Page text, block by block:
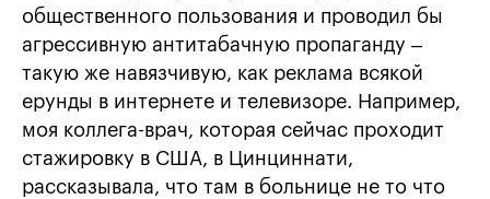
общественного пользования и проводил бы
агрессивную антитабачную пропаганду –
такую же навязчивую, как реклама всякой
ерунды в интернете и телевизоре. Например,
моя коллега-врач, которая сейчас проходит
стажировку в США, в Цинциннати,
рассказывала, что там в больнице не то что